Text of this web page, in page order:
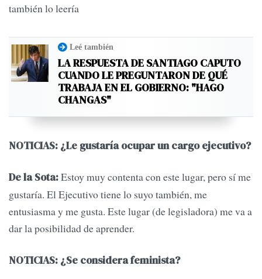
también lo leería
Leé también
LA RESPUESTA DE SANTIAGO CAPUTO
CUANDO LE PREGUNTARON DE QUÉ
TRABAJA EN EL GOBIERNO: "HAGO
CHANGAS"
NOTICIAS: ¿Le gustaría ocupar un cargo ejecutivo?
De la Sota:Estoy muy contenta con este lugar, pero sí me
gustaría. El Ejecutivo tiene lo suyo también, me
entusiasma y me gusta. Este lugar (de legisladora) me va a
dar la posibilidad de aprender.
NOTICIAS: ¿Se considera feminista?